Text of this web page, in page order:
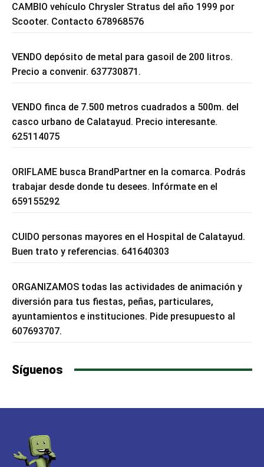
CAMBIO vehículo Chrysler Stratus del año 1999 por
Scooter. Contacto 678968576
VENDO depósito de metal para gasoil de 200 litros.
Precio a convenir. 637730871.
VENDO finca de 7.500 metros cuadrados a 500m. del
casco urbano de Calatayud. Precio interesante.
625114075
ORIFLAME busca BrandPartner en la comarca. Podrás
trabajar desde donde tu desees. Infórmate en el
659155292
CUIDO personas mayores en el Hospital de Calatayud.
Buen trato y referencias. 641640303
ORGANIZAMOS todas las actividades de animación y
diversión para tus fiestas, peñas, particulares,
ayuntamientos e instituciones. Pide presupuesto al
607693707.
Síguenos